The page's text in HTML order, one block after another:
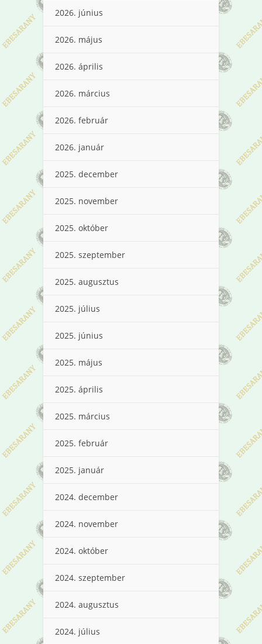
2026. június
2026. május
2026. április
2026. március
2026. február
2026. január
2025. december
2025. november
2025. október
2025. szeptember
2025. augusztus
2025. július
2025. június
2025. május
2025. április
2025. március
2025. február
2025. január
2024. december
2024. november
2024. október
2024. szeptember
2024. augusztus
2024. július